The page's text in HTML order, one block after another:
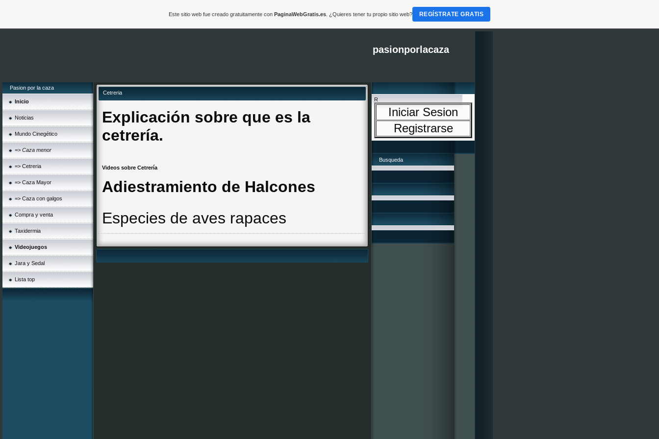
pasionporlacaza
Pasion por la caza
Inicio
Noticias
Mundo Cinegético
=> Caza menor
=> Cetreria
=> Caza Mayor
=> Caza con galgos
Compra y venta
Taxidermia
Videojuegos
Jara y Sedal
Lista top
Cetreria
Explicación sobre que es la
cetrería.
Videos sobre Cetrería
Adiestramiento de Halcones
Especies de aves rapaces
R
Iniciar Sesion
Registrarse
Busqueda
Este sitio web fue creado gratuitamente con PaginaWebGratis.es. ¿Quieres tener tu propio sitio web? REGÍSTRATE GRATIS